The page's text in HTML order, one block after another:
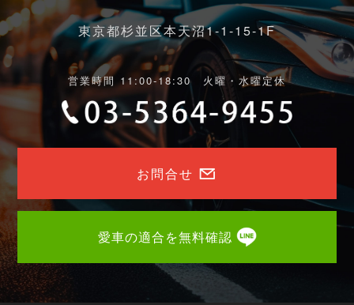
東京都杉並区本天沼1-1-15-1F
営業時間 11:00-18:30 火曜・水曜定休
お問合せ
愛車の適合を無料確認